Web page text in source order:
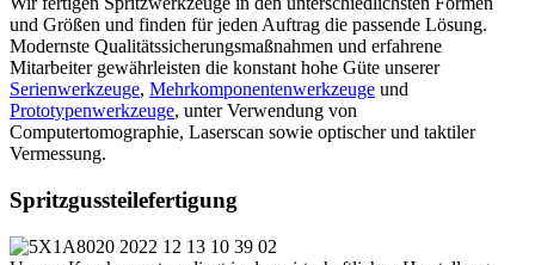
und Größen und finden für jeden Auftrag die passende Lösung.
Modernste Qualitätssicherungsmaßnahmen und erfahrene
Mitarbeiter gewährleisten die konstant hohe Güte unserer
Serienwerkzeuge, Mehrkomponentenwerkzeuge und
Prototypenwerkzeuge, unter Verwendung von
Computertomographie, Laserscan sowie optischer und taktiler
Vermessung.
Spritzgussteilefertigung